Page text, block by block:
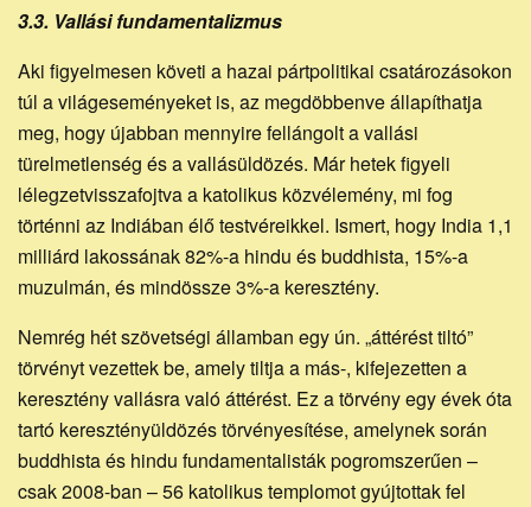
3.3. Vallási fundamentalizmus
Aki figyelmesen követi a hazai pártpolitikai csatározásokon
túl a világeseményeket is, az megdöbbenve állapíthatja
meg, hogy újabban mennyire fellángolt a vallási
türelmetlenség és a vallásüldözés. Már hetek figyeli
lélegzetvisszafojtva a katolikus közvélemény, mi fog
történni az Indiában élő testvéreikkel. Ismert, hogy India 1,1
milliárd lakossának 82%-a hindu és buddhista, 15%-a
muzulmán, és mindössze 3%-a keresztény.
Nemrég hét szövetségi államban egy ún. „áttérést tiltó”
törvényt vezettek be, amely tiltja a más-, kifejezetten a
keresztény vallásra való áttérést. Ez a törvény egy évek óta
tartó keresztényüldözés törvényesítése, amelynek során
buddhista és hindu fundamentalisták pogromszerűen –
csak 2008-ban – 56 katolikus templomot gyújtottak fel